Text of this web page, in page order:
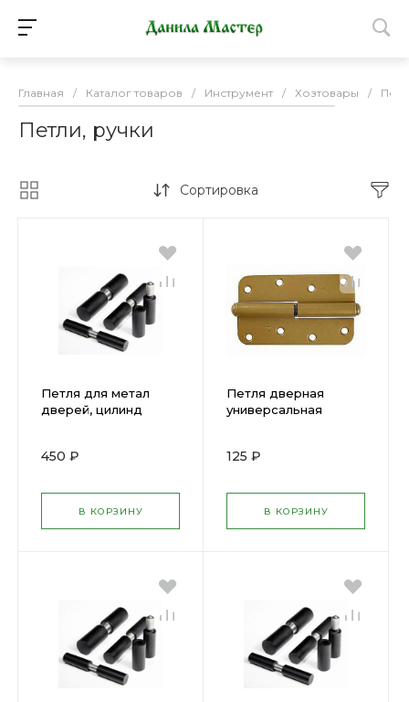
Главная / Каталог товаров / Инструмент / Хозтовары /
Петли, ручки
Сортировка
Петля для метал
дверей, цилинд
450 ₽
В КОРЗИНУ
Петля дверная
универсальная
125 ₽
В КОРЗИНУ